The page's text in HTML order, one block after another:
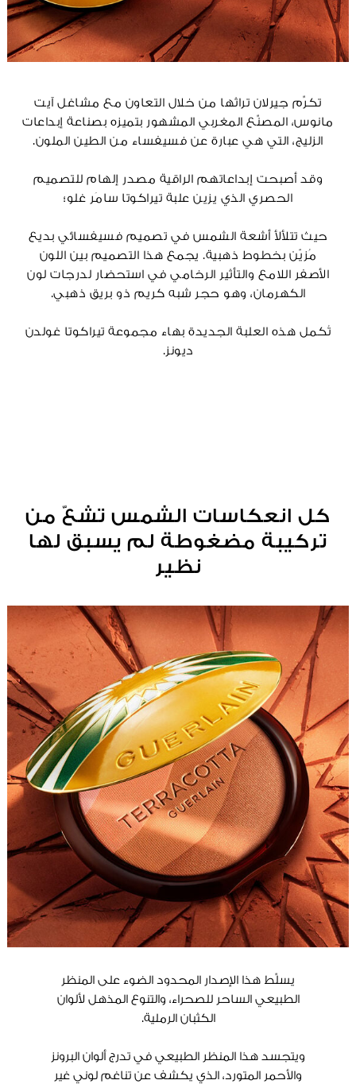
تكرِّم جيرلان تراثها من خلال التعاون مع مشاغل آيت
مانوس، المصنِّع المغربي المشهور بتميزه بصناعة إبداعات
الزليج، التي هي عبارة عن فسيفساء من الطين الملون.
وقد أصبحت إبداعاتهم الراقية مصدر إلهام للتصميم
الحصري الذي يزين علبة تيراكوتا سامَر غلو؛
حيث تتلألأ أشعة الشمس في تصميم فسيفسائي بديع
مُزيّن بخطوط ذهبية. يجمع هذا التصميم بين اللون
الأصفر اللامع والتأثير الرخامي في استحضار لدرجات لون
الكهرمان، وهو حجر شبه كريم ذو بريق ذهبي.
تُكمل هذه العلبة الجديدة بهاء مجموعة تيراكوتا غولدن
ديونز.
كل انعكاسات الشمس تشعّ من
تركيبة مضغوطة لم يسبق لها
نظير
يسلِّط هذا الإصدار المحدود الضوء على المنظر
الطبيعي الساحر للصحراء، والتنوع المذهل لألوان
الكثبان الرملية.
ويتجسد هذا المنظر الطبيعي في تدرج ألوان البرونز
والأحمر المتورد، الذي يكشف عن تناغم لوني غير